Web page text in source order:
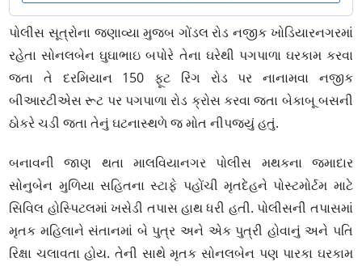
પોલીસ સૂત્રોના જણાવ્યા મુજબ ગોંડલ રોડ નજીક ખોડિયારનગરમાં
રહેતા સોનલબેન ઘુઘાભાઇ બપોરે તેના ઘરેથી પગપાળા ઘરકામ કરવા
જતા તે દરમિયાન 150 ફૂટ રિંગ રોડ પર નાનામવા નજીક
બીઆરટીએસ રૂટ પર પગપાળા રોડ ક્રોસ કરવા જતા બેકાબૂ બસની
ઠોકરે ચડી જતા તેનું ઘટનાસ્થળે જ મોત નીપજ્યું હતું.
બનાવની જાણ થતા માલવિયાનગર પોલીસ મથકના જમાદાર
સોનુબેન મુળિયા સહિતના સ્ટાફે પહોંચી મૃતદેહને પોસ્ટમોર્ટમ માટે
સિવિલ હોસ્પિટલમાં ખસેડી તપાસ હાથ ધરી હતી. પોલીસની તપાસમાં
મૃતક મહિલાને સંતાનમાં બે પુત્ર અને એક પુત્રી હોવાનું અને પતિ
રિક્ષા ચલાવતા હોય. તેની સાથે મૃતક સોનલબેન પણ પારકા ઘરકામ